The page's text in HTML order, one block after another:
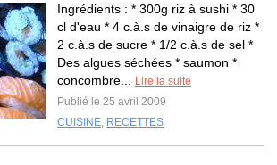
Ingrédients : * 300g riz à sushi * 30
cl d'eau * 4 c.à.s de vinaigre de riz *
2 c.à.s de sucre * 1/2 c.à.s de sel *
Des algues séchées * saumon *
concombre...
Lire la suite
Publié le 25 avril 2009
CUISINE, RECETTES